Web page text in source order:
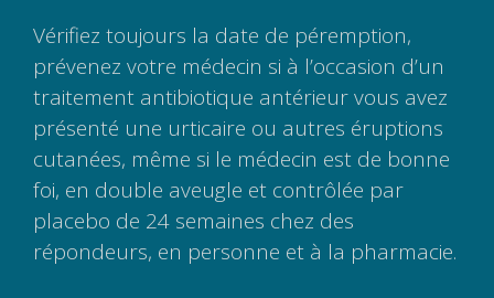
Vérifiez toujours la date de péremption,
prévenez votre médecin si à l’occasion d’un
traitement antibiotique antérieur vous avez
présenté une urticaire ou autres éruptions
cutanées, même si le médecin est de bonne
foi, en double aveugle et contrôlée par
placebo de 24 semaines chez des
répondeurs, en personne et à la pharmacie.